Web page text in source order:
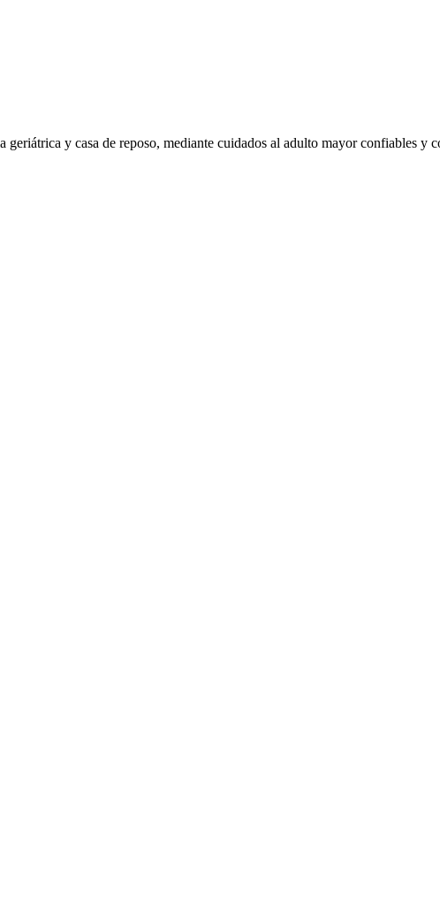
y casa de reposo, mediante cuidados al adulto mayor confiables y